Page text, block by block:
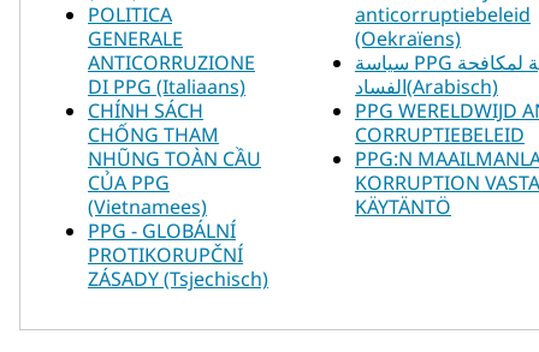
POLITICA
GENERALE
ANTICORRUZIONE
DI PPG (Italiaans)
CHÍNH SÁCH
CHỐNG THAM
NHŨNG TOÀN CẦU
CỦA PPG
(Vietnamees)
PPG - GLOBÁLNÍ
PROTIKORUPČNÍ
ZÁSADY (Tsjechisch)
anticorruptiebeleid
(Oekraïens)
سياسة PPG العالمية لمكافحة
الفساد(Arabisch)
PPG WERELDWIJD
CORRUPTIEBELEID
PPG:N
KORRUPTION
KÄYTÄNTÖ